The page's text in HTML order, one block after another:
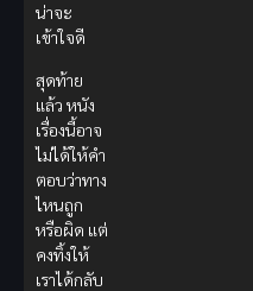
น่าจะ
เข้าใจดี
สุดท้าย
แล้ว หนัง
เรื่องนี้อาจ
ไม่ได้ให้คำ
ตอบว่าทาง
ไหนถูก
หรือผิด แต่
คงทิ้งให้
เราได้กลับ